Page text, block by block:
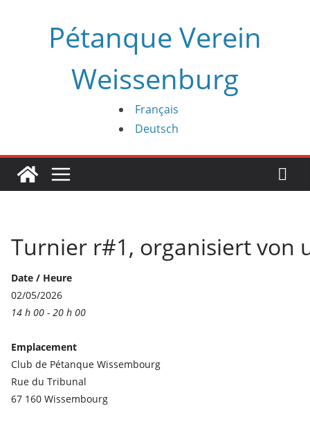
Pétanque Verein
Weissenburg
Français
Deutsch
Turnier r#1, organisiert von
Date / Heure
02/05/2026
14 h 00 - 20 h 00
Emplacement
Club de Pétanque Wissembourg
Rue du Tribunal
67 160 Wissembourg